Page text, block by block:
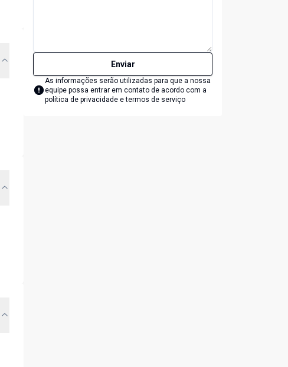
Enviar
As informações serão utilizadas para que a nossa
equipe possa entrar em contato de acordo com a
política de privacidade e termos de serviço